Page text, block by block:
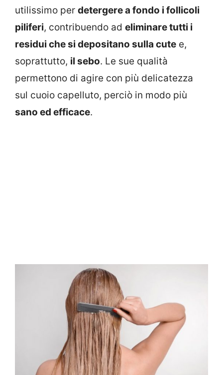
utilissimo per detergere a fondo i follicoli
piliferi, contribuendo ad eliminare tutti i
residui che si depositano sulla cute e,
soprattutto, il sebo. Le sue qualità
permettono di agire con più delicatezza
sul cuoio capelluto, perciò in modo più
sano ed efficace.